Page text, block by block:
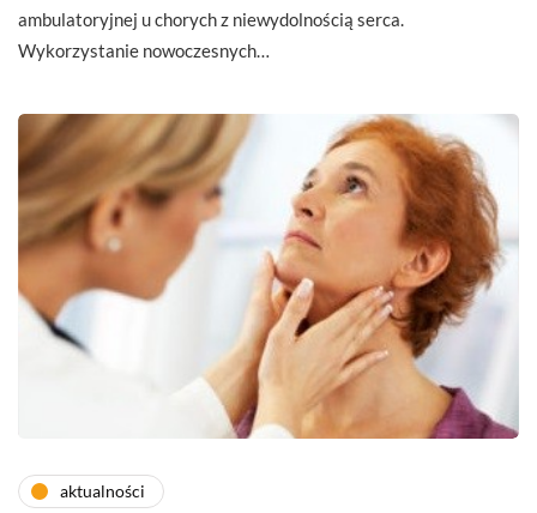
ambulatoryjnej u chorych z niewydolnością serca.
Wykorzystanie nowoczesnych…
aktualności